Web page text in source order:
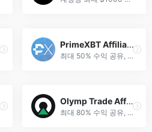
PrimeXBT Affiliate
최대 50% 수익 공유, 빠른 지급, 고급 마케팅 도구 제공.
Olymp Trade Affiliate
최대 80% 수익 공유, 고전환 마케팅 도구와 주간 빠른 지급 제공.